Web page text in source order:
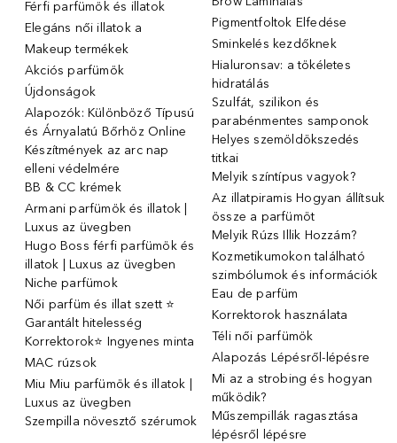
Férfi parfümök és illatok
Elegáns női illatok ️a
Makeup termékek
Akciós parfümök
Újdonságok
Alapozók: Különböző Típusú
és Árnyalatú Bőrhöz Online
Készítmények az arc nap
elleni védelmére
BB & CC krémek
Armani parfümök és illatok |
Luxus az üvegben
Hugo Boss férfi parfümök és
illatok | Luxus az üvegben
Niche parfümok
Női parfüm és illat szett ⭐
Garantált hitelesség
Korrektorok⭐ Ingyenes minta
MAC rúzsok
Miu Miu parfümök és illatok |
Luxus az üvegben
Szempilla növesztő szérumok
Pigmentfoltok Elfedése
Sminkelés kezdőknek
Hialuronsav: a tökéletes
hidratálás
Szulfát, szilikon és
parabénmentes samponok
Helyes szemöldökszedés
titkai
Melyik színtípus vagyok?
Az illatpiramis Hogyan állítsuk
össze a parfümöt
Melyik Rúzs Illik Hozzám?
Kozmetikumokon található
szimbólumok és információk
Eau de parfüm
Korrektorok használata
Téli női parfümök
Alapozás Lépésről-lépésre
Mi az a strobing és hogyan
működik?
Műszempillák ragasztása
lépésről lépésre